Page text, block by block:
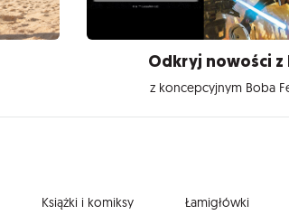
Odkryj nowości z
z koncepcyjnym Boba
Książki i komiksy Łamigłówki